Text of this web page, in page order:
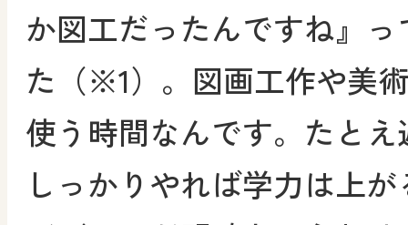
か図工だったんですね』
た（※1）。図画工作や美
使う時間なんです。たと
しっかりやれば学力は上